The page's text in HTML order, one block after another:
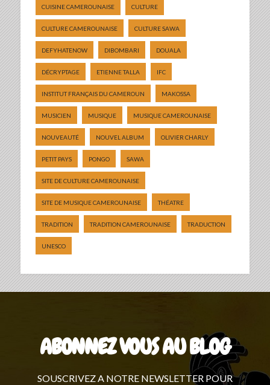
CUISINE CAMEROUNAISE CULTURE
CULTURE CAMEROUNAISE CULTURE SAWA
DEFYHATENOW DIBOMBARI DOUALA
DÉCRYPTAGE ETIENNE TALLA IFC
INSTITUT FRANÇAIS DU CAMEROUN MAKOSSA
MUSICIEN MUSIQUE MUSIQUE CAMEROUNAISE
NOUVEAUTÉ NOUVEL ALBUM OLIVIER CHARLY
PETIT PAYS PONGO SAWA
SITE DE CULTURE CAMEROUNAISE
SITE DE MUSIQUE CAMEROUNAISE THÉATRE
TRADITION TRADITION CAMEROUNAISE TRADUCTION
UNESCO
ABONNEZ VOUS AU BLOG
SOUSCRIVEZ A NOTRE NEWSLETTER POUR